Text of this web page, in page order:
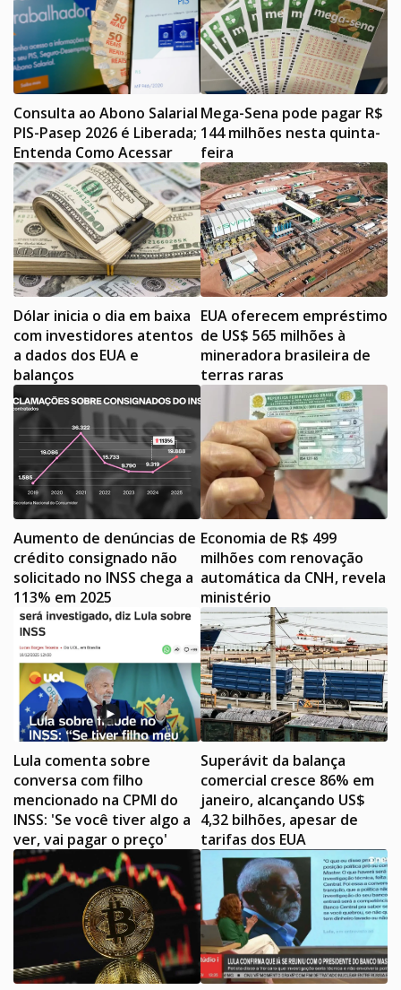
Consulta ao Abono Salarial
PIS-Pasep 2026 é Liberada;
Entenda Como Acessar
Mega-Sena pode pagar R$
144 milhões nesta quinta-
feira
Dólar inicia o dia em baixa
com investidores atentos
a dados dos EUA e
balanços
EUA oferecem empréstimo
de US$ 565 milhões à
mineradora brasileira de
terras raras
Aumento de denúncias de
crédito consignado não
solicitado no INSS chega a
113% em 2025
Economia de R$ 499
milhões com renovação
automática da CNH, revela
ministério
Lula comenta sobre
conversa com filho
mencionado na CPMI do
INSS: 'Se você tiver algo a
ver, vai pagar o preço'
Superávit da balança
comercial cresce 86% em
janeiro, alcançando US$
4,32 bilhões, apesar de
tarifas dos EUA